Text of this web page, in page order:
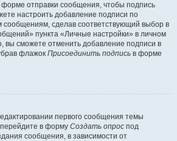
форме отправки сообщения, чтобы подпись
настроить добавление подписи по
сделав соответствующий выбор в
пункта «Личные настройки» в личном
вы сможете отменить добавление подписи в
флажок Присоединить подпись в форме
первого сообщения темы
в форму Создать опрос под
сообщения, в зависимости от